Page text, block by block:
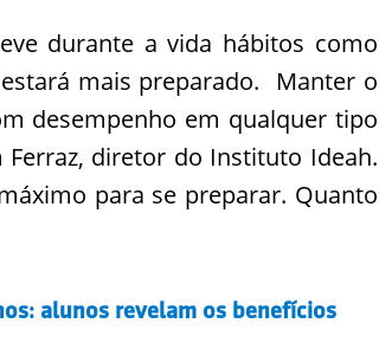
durante a vida hábitos como
mais preparado. Manter o
desempenho em qualquer tipo
diretor do Instituto Ideah.
para se preparar. Quanto
alunos revelam os benefícios